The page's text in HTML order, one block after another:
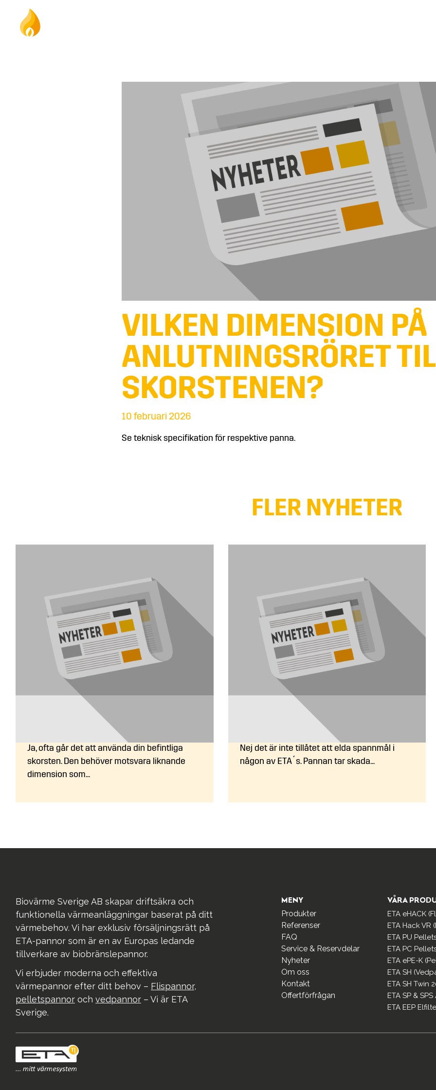
VILKEN DIMENSION PÅ
ANLUTNINGSRÖRET
SKORSTENEN?
10 februari 2026
Se teknisk specifikation för respektive panna.
FLER NYHETER
Kan jag fortsätta använda min
befintliga skorsten?
Ja, ofta går det att använda din befintliga
skorsten. Den behöver motsvara liknande
dimension som...
Kan jag elda spannmål i
Nej det är inte tillåtet att elda spannmål i
någon av ETA´s. Pannan tar skada...
Biovärme Sverige AB skapar driftsäkra och
funktionella värmeanläggningar baserat på ditt
värmebehov. Vi har exklusiv försäljningsrätt på
ETA-pannor som är en av Europas ledande
tillverkare av biobränslepannor.
Vi erbjuder moderna och effektiva
värmepannor efter ditt behov – Flispannor,
pelletspannor och vedpannor – Vi är ETA
Sverige.
MENY
Produkter
Referenser
FAQ
Service & Reservdelar
Nyheter
Om oss
Kontakt
Offertförfrågan
VÅRA
ETA eHACK
ETA Hack VR
ETA PU
ETA PC
ETA ePE-K
ETA SH
ETA SH Twin
ETA SP &
ETA EEP